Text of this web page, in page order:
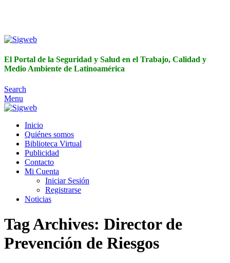
El Portal de la Seguridad y Salud en el Trabajo, Calidad y
Medio Ambiente de Latinoamérica
Search
Menu
Inicio
Quiénes somos
Biblioteca Virtual
Publicidad
Contacto
Mi Cuenta
Iniciar Sesión
Registrarse
Noticias
Tag Archives: Director de
Prevención de Riesgos